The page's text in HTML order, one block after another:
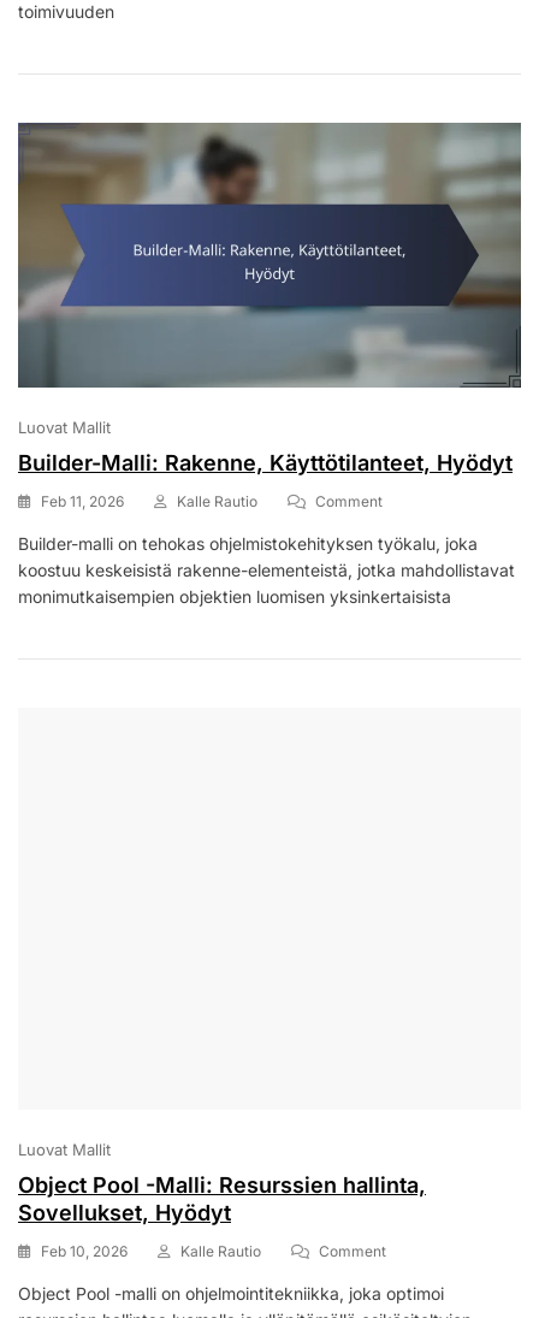
toimivuuden
Luovat Mallit
Builder-Malli: Rakenne, Käyttötilanteet, Hyödyt
Feb 11, 2026 Kalle Rautio CommentOn
Malli:
Rakenne,
Käyttötilanteet,
Builder-malli on tehokas ohjelmistokehityksen työkalu, joka
koostuu keskeisistä rakenne-elementeistä, jotka mahdollistavat
monimutkaisempien objektien luomisen yksinkertaisista
Luovat Mallit
Object Pool -Malli: Resurssien hallinta,
Sovellukset, Hyödyt
Feb 10, 2026 Kalle Rautio CommentOn
Pool
Object Pool -malli on ohjelmointitekniikka, joka optimoi